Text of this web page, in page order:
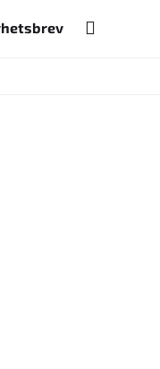
Växla tema